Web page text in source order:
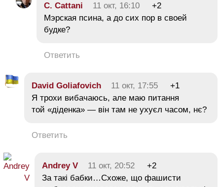
C. Cattani 11 окт, 16:10
+2
Мэрская псина, а до сих пор в своей
будке?
Ответить
David Goliafovich 11 окт, 17:55
+1
Я трохи вибачаюсь, але маю питання
той «діденка» — він там не ухуєл часом, нє?
Ответить
Andrey V 11 окт, 20:52
+2
За такі бабки…Схоже, що фашисти